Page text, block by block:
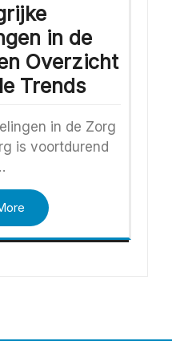
in de
Overzicht
Trends
in de Zorg
is voortdurend